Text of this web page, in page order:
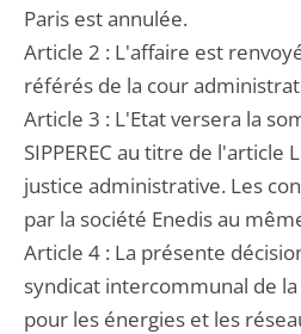
Paris est annulée.
Article 2 : L'affaire est
référés de la cour
Article 3 : L'Etat versera la
SIPPEREC au titre de l'article
justice administrative. Les
par la société Enedis au
Article 4 : La présente
syndicat intercommunal de
pour les énergies et les